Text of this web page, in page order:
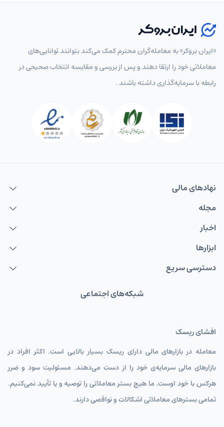
«ایران بروکر» به معامله‌گران محترم کمک می‌کند بتوانند توانایی‌های
معاملاتی خود را ارتقا دهند و پس از بررسی و مقایسه انتخاب‌ صحیحی در
رابطه با سرمایه‌گذاری داشته باشند .
نهاد‌های مالی
مجله
اخبار
ابزارها
دسترسی سریع
شبکه‌های اجتماعی
افشای ریسک
معامله در بازارهای مالی دارای ریسک بسیار بالایی است. اکثر افراد در
بازارهای مالی سرمایه‌ی خود را از دست می‌دهند. مسئولیت سود و ضرر
هرکس با خود اوست. ما هیچ بستر معاملاتی را توصیه و یا تأیید نمی‌کنیم.
تمامی بسترهای معاملاتی اشکالات و نواقصی دارند.